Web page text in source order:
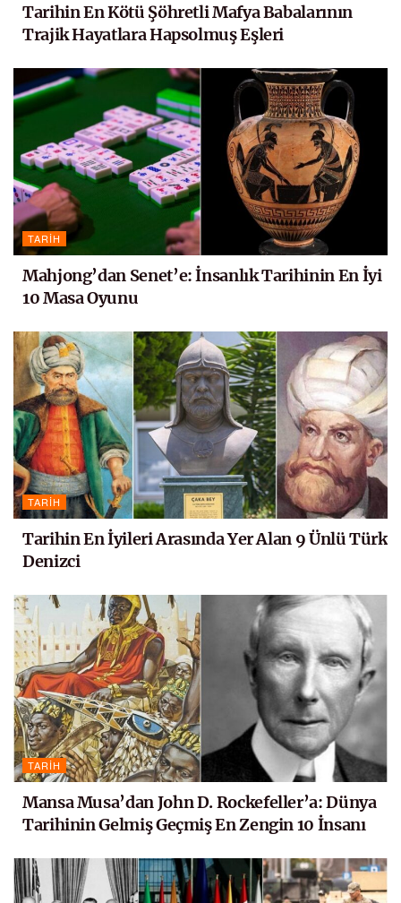
Tarihin En Kötü Şöhretli Mafya Babalarının
Trajik Hayatlara Hapsolmuş Eşleri
TARIH
Mahjong’dan Senet’e: İnsanlık Tarihinin En İyi
10 Masa Oyunu
TARIH
Tarihin En İyileri Arasında Yer Alan 9 Ünlü Türk
Denizci
TARIH
Mansa Musa’dan John D. Rockefeller’a: Dünya
Tarihinin Gelmiş Geçmiş En Zengin 10 İnsanı